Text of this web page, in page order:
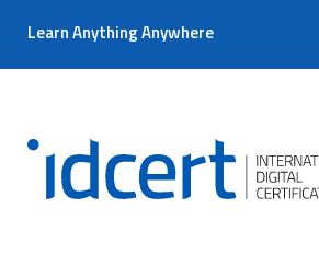
Learn Anything Anywhere